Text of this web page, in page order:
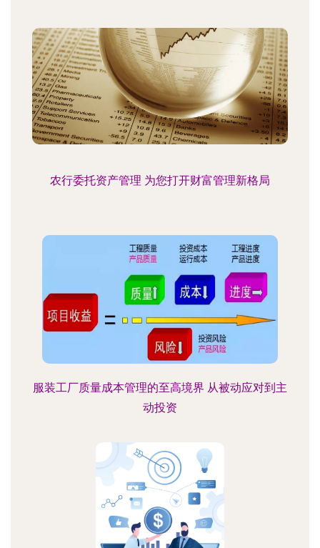
农行委托资产管理 为您打开财富管理新格局
服装工厂质量成本管理的至高境界 从被动应对到主
动投资